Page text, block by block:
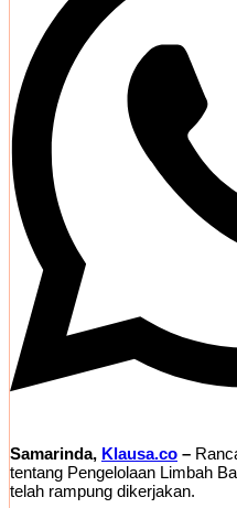
Samarinda, Klausa.co –
tentang Pengelolaan Limbah
telah rampung dikerjakan.